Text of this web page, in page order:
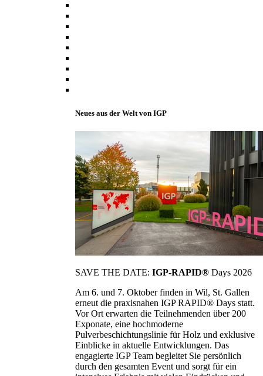
Neues aus der Welt von IGP
SAVE THE DATE: IGP-RAPID® Days 2026
Am 6. und 7. Oktober finden in Wil, St. Gallen
erneut die praxisnahen IGP RAPID® Days statt.
Vor Ort erwarten die Teilnehmenden über 200
Exponate, eine hochmoderne
Pulverbeschichtungslinie für Holz und exklusive
Einblicke in aktuelle Entwicklungen. Das
engagierte IGP Team begleitet Sie persönlich
durch den gesamten Event und sorgt für ein